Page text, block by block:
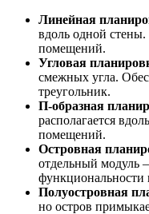
Линейная
вдоль одной
помещений.
Угловая
смежных угла.
треугольник.
П-образная
располагается
помещений.
Островная
отдельный модуль
Полуостровная
но остров